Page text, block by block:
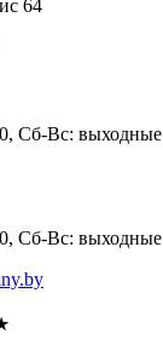
64
Сб-Вс: выходные
Сб-Вс: выходные